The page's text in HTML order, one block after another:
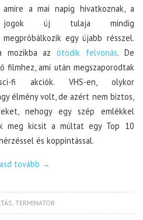
amire a mai napig hivatkoznak, a
jogok új tulaja mindig
megpróbálkozik egy újabb résszel.
mozikba azötödik felvonás. De
filmhez, ami után megszaporodtak
fi akciók. VHS-en, olykor
élmény volt, de azért nem biztos,
nehogy egy szép emlékkel
meg kicsit a múltat egy Top 10
és koppintással.
tovább →
,TERMINATOR